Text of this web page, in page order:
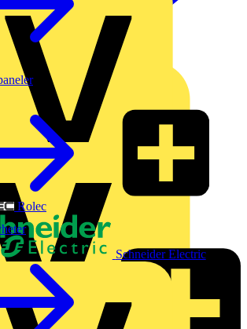
Rolec
Schneider Electric
dig